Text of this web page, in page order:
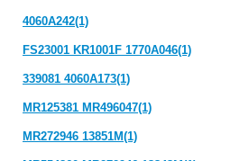
4060A242(1)
FS23001 KR1001F 1770A046(1)
339081 4060A173(1)
MR125381 MR496047(1)
MR272946 13851M(1)